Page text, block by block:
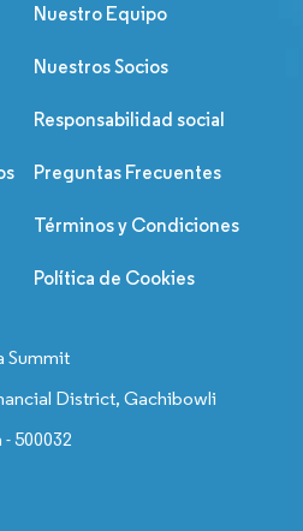
Nuestro Equipo
Nuestros Socios
Responsabilidad social
Preguntas Frecuentes
Términos y Condiciones
Política de Cookies
Summit
District, Gachibowli
500032